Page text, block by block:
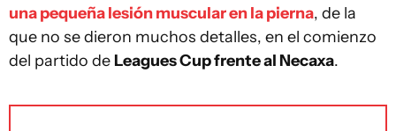
una pequeña lesión muscular en la pierna, de la
que no se dieron muchos detalles, en el comienzo
del partido de Leagues Cup frente al Necaxa.